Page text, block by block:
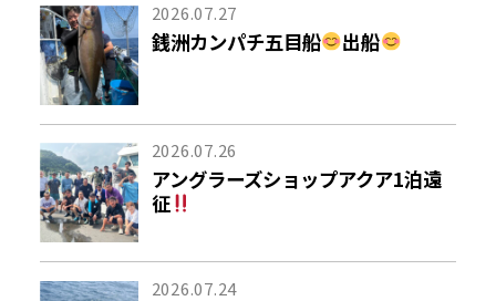
2026.07.27
銭洲カンパチ五目船 出船
2026.07.26
アングラーズショップアクア1泊遠
征
2026.07.24